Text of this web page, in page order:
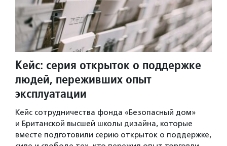
Кейс: серия открыток о поддержке
людей, переживших опыт
эксплуатации
Кейс сотрудничества фонда «Безопасный дом»
и Британской высшей школы дизайна, которые
вместе подготовили серию открыток о поддержке,